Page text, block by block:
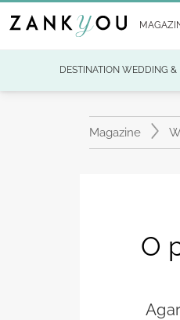
DESTINATION WEDDING
Magazine
O